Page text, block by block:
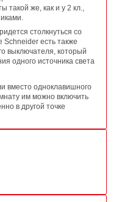
такой же, как и у 2 кл.,
столкнуться со
Schneider есть также
выключателя, который
одного источника света
вместо одноклавишного
им можно включить
в другой точке